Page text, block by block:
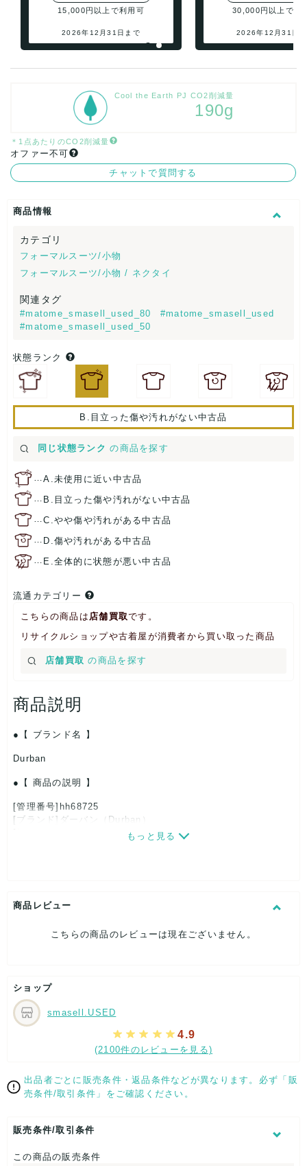
15,000円以上で利用可
2026年12月31日まで
30,000円以上で利
2026年12月31日
Cool the Earth PJ CO2削減量
190g
＊1点あたりのCO2削減量
オファー不可
チャットで質問する
商品情報
カテゴリ
フォーマルスーツ/小物
フォーマルスーツ/小物 / ネクタイ
関連タグ
#matome_smasell_used_80
#matome_smasell_used
#matome_smasell_used_50
状態ランク
B.目立った傷や汚れがない中古品
同じ状態ランク の商品を探す
…A.未使用に近い中古品
… B.目立った傷や汚れがない中古品
…C.やや傷や汚れがある中古品
… D.傷や汚れがある中古品
… E.全体的に状態が悪い中古品
流通カテゴリー
こちらの商品は 店舗買取です。
リサイクルショップや古着屋が消費者から買い取った商品
店舗買取 の商品を探す
商品説明
【 ブランド名 】
Durban
【 商品の説明 】
[管理番号]hh68725
[ブランド]ダーバン（Durban）
[サイズ]
ネクタイ全長：約-cm
小剣幅：約-cm
こちらはUSED品になりますが、
特記する程のダメージはなく、状態良好なお品になります。
ダメージがある場合はできる限り、撮影しておりますので、
ネクタイ全長：約-cm
-
もっと見る
商品レビュー
こちらの商品のレビューは現在ございません。
ショップ
smasell.USED
4.9
(2100件のレビューを見る)
出品者ごとに販売条件・返品条件などが異なります。必ず「販
売条件/取引条件」をご確認ください。
販売条件/取引条件
この商品の販売条件